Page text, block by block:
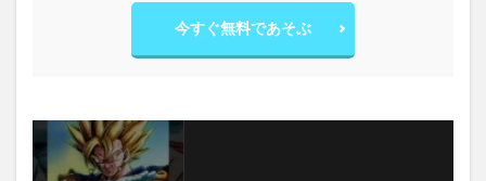
今すぐ無料であそぶ